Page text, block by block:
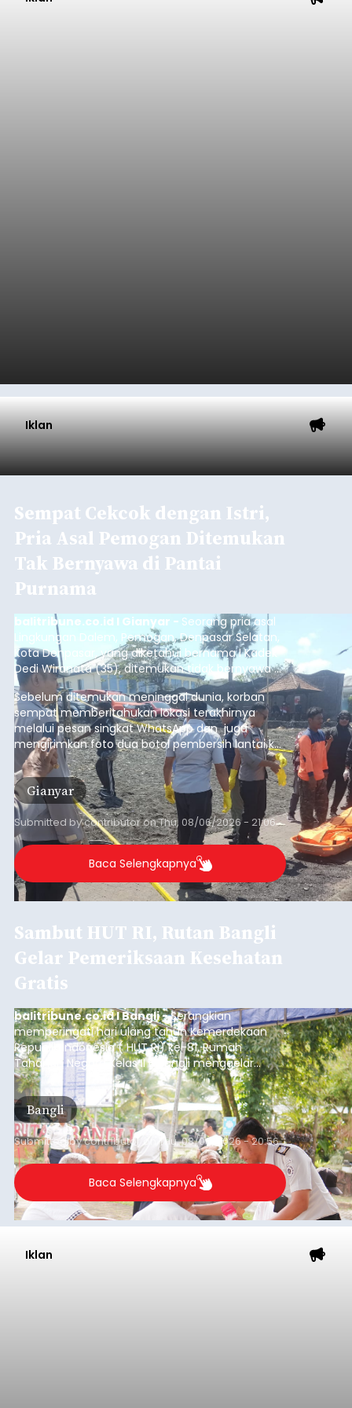
Iklan
Sempat Cekcok dengan Istri,
Pria Asal Pemogan Ditemukan
Tak Bernyawa di Pantai
Purnama
balitribune.co.id I Gianyar - Seorang pria asal
Lingkungan Dalem, Pemogan, Denpasar Selatan,
Kota Denpasar, yang diketahui bernama I Kadek
Dedi Wiranata (35), ditemukan tidak bernyawa di
pesisir Pantai Purnama, Sukawati.
Sebelum ditemukan meninggal dunia, korban
sempat memberitahukan lokasi terakhirnya
melalui pesan singkat WhatsApp dan juga
mengirimkan foto dua botol pembersih lantai ke
istrinya.
Gianyar
Submitted bycontributoronThu, 08/06/2026 - 21:06
Baca Selengkapnya
Sambut HUT RI, Rutan Bangli
Gelar Pemeriksaan Kesehatan
Gratis
balitribune.co.id I Bangli -Serangkian
memperingati hari ulang tahun Kemerdekaan
Republik Indonesia ( HUT RI) ke-81, Rumah
Tahanan Negara Kelas II B Bangli menggelar
kegiatan pemeriksaan kesehatan gratis, Rabu
(6/8/2026).
Bangli
Submitted bycontributor Thu, 08/06/2026 - 20:56
Baca Selengkapnya
Iklan